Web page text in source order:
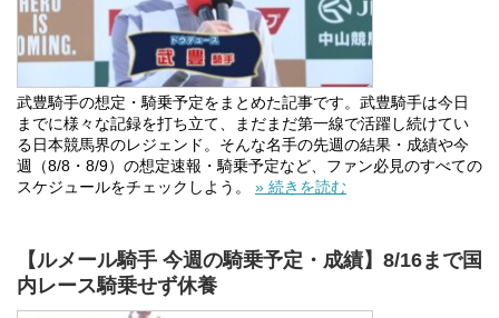
武豊騎手の想定・騎乗予定をまとめた記事です。武豊騎手は今日
までに様々な記録を打ち立て、まだまだ第一線で活躍し続けてい
る日本競馬界のレジェンド。そんな名手の先週の結果・成績や今
週（8/8・8/9）の想定速報・騎乗予定など、ファン必見のすべての
スケジュールをチェックしよう。 » 続きを読む
【ルメール騎手 今週の騎乗予定・成績】8/16まで国
内レース騎乗せず休養